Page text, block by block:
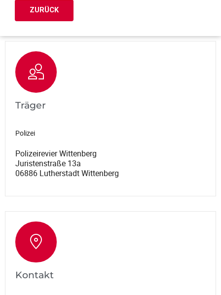
ZURÜCK
Träger
Polizei
Polizeirevier Wittenberg
Juristenstraße 13a
06886 Lutherstadt Wittenberg
Kontakt